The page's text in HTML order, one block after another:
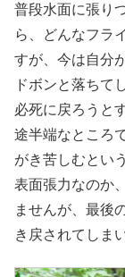
普段水面に張り
ら、どんなフラ
すが、今は自分
ドボンと落ちて
必死に戻ろうと
途半端なところ
がき苦しむとい
表面張力なのか
ませんが、最後
き戻されてしま